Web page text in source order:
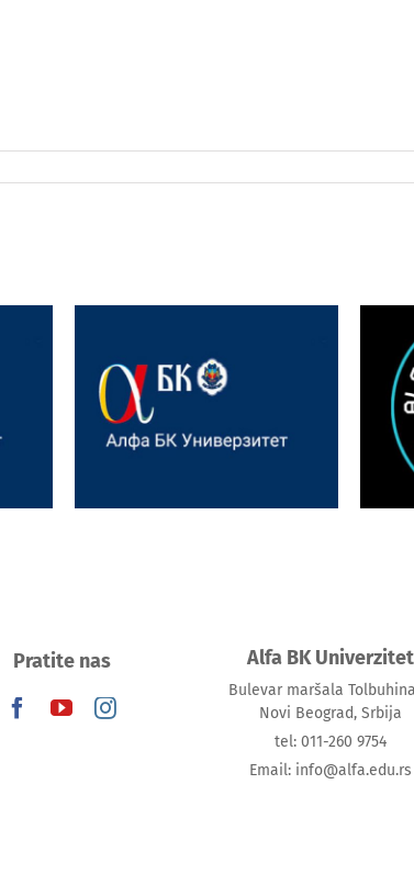
Uspešno održana panel
diskusija na Alfa BK
Univerzitetu
Pratite nas Alfa BK Univerzitet
Bulevar maršala
Novi Beograd, Srbija
tel: 011-260 9754
Email: info@alfa.edu.rs